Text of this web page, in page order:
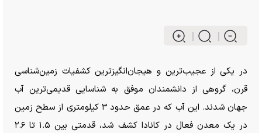
در یکی از عجیب‌ترین و هیجان‌انگیزترین کشفیات زمین‌شناسی
قرن، گروهی از دانشمندان موفق به شناسایی قدیمی‌ترین آب
جهان شدند. این آب که در عمق حدود ۳ کیلومتری از سطح زمین
در یک معدن فعال در کانادا کشف شد، قدمتی بین ۱.۵ تا ۲.۶